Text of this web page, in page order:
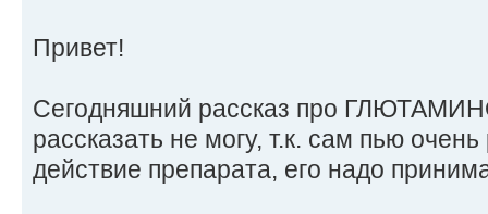
Привет!
Сегодняшний рассказ про
рассказать не могу, т.к. сам пью
действие препарата, его надо